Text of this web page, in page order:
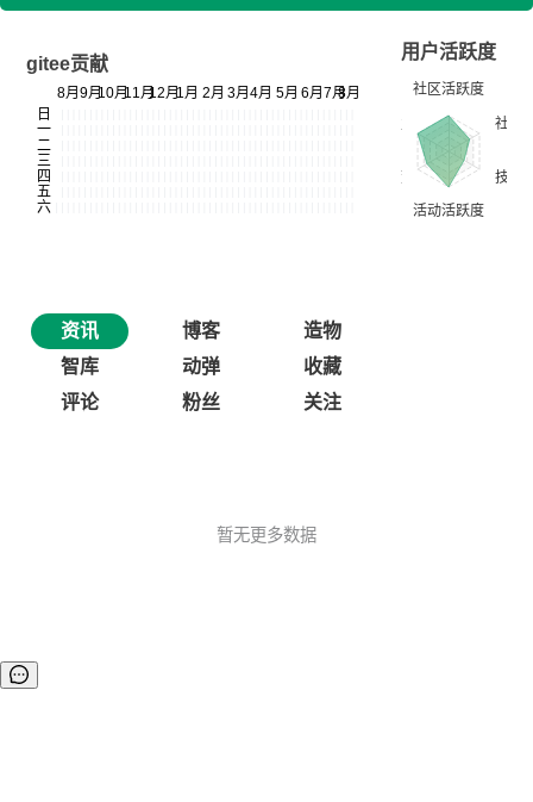
gitee贡献
用户活跃度
资讯 博客
造物
智库
动弹
收藏
评论
粉丝 关注
暂无更多数据